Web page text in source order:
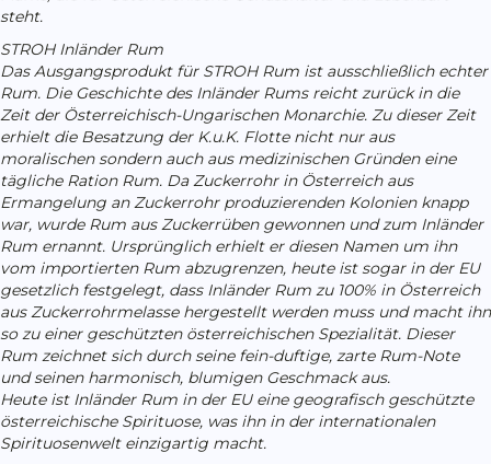
steht.
STROH Inländer Rum
Das Ausgangsprodukt für STROH Rum ist ausschließlich echter
Rum. Die Geschichte des Inländer Rums reicht zurück in die
Zeit der Österreichisch-Ungarischen Monarchie. Zu dieser Zeit
erhielt die Besatzung der K.u.K. Flotte nicht nur aus
moralischen sondern auch aus medizinischen Gründen eine
tägliche Ration Rum. Da Zuckerrohr in Österreich aus
Ermangelung an Zuckerrohr produzierenden Kolonien knapp
war, wurde Rum aus Zuckerrüben gewonnen und zum Inländer
Rum ernannt. Ursprünglich erhielt er diesen Namen um ihn
vom importierten Rum abzugrenzen, heute ist sogar in der EU
gesetzlich festgelegt, dass Inländer Rum zu 100% in Österreich
aus Zuckerrohrmelasse hergestellt werden muss und macht ihn
so zu einer geschützten österreichischen Spezialität. Dieser
Rum zeichnet sich durch seine fein-duftige, zarte Rum-Note
und seinen harmonisch, blumigen Geschmack aus.
Heute ist Inländer Rum in der EU eine geografisch geschützte
österreichische Spirituose, was ihn in der internationalen
Spirituosenwelt einzigartig macht.